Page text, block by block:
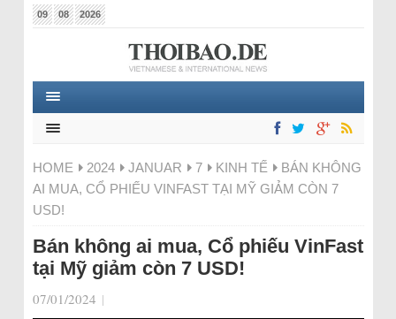
09 08 2026
HOME 2024 JANUAR 7 KINH TẾ
BÁN KHÔNG
AI MUA, CỔ PHIẾU VINFAST TẠI MỸ GIẢM CÒN 7
USD!
Bán không ai mua, Cổ phiếu VinFast
tại Mỹ giảm còn 7 USD!
07/01/2024 |